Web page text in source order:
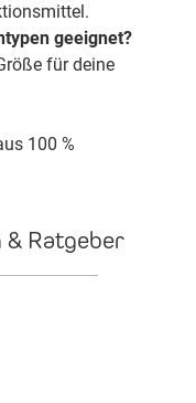
geeignet?
für deine
100 %
Ratgeber